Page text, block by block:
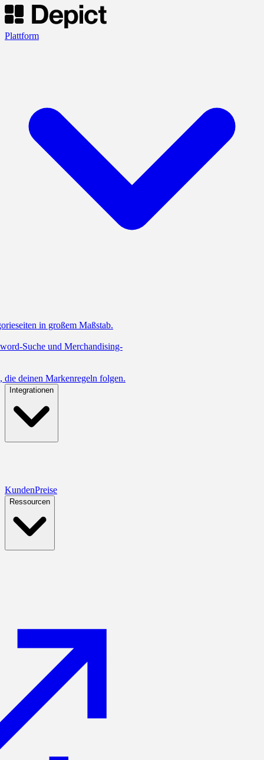
Plattform
in großem Maßstab.
Suche und Merchandising-
die deinen Markenregeln folgen.
Integrationen
KundenPreise
Ressourcen